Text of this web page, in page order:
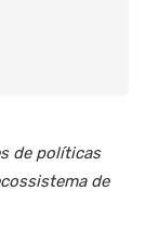
de políticas
de